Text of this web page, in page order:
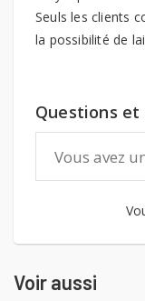
Seuls les clients
la possibilité de
Questions et
Voir aussi